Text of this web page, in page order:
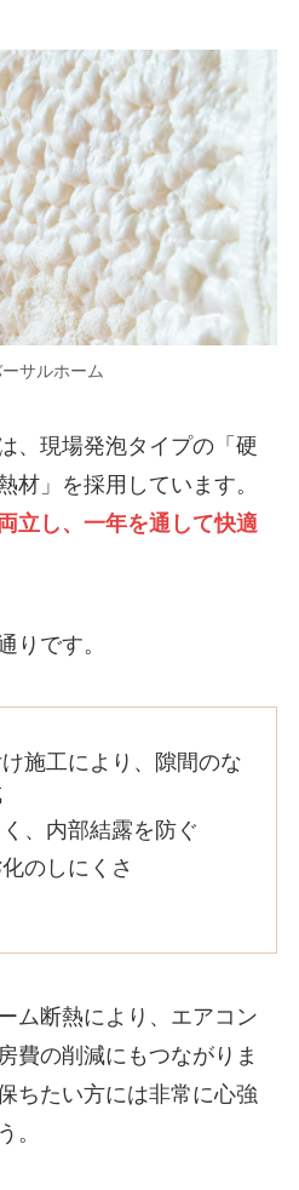
サルホーム
、現場発泡タイプの「硬
材」を採用しています。
立し、一年を通して快適
りです。
施工により、隙間のな
、内部結露を防ぐ
のしにくさ
ム断熱により、エアコン
費の削減にもつながりま
ちたい方には非常に心強
。